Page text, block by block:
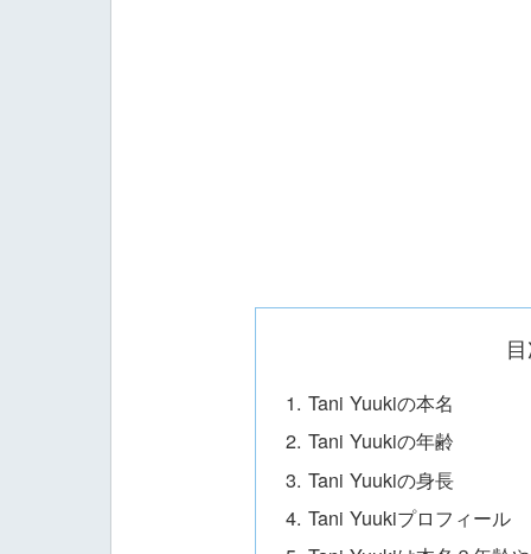
Tani Yuukiの本名
Tani Yuukiの年齢
Tani Yuukiの身長
Tani Yuukiプロフィール